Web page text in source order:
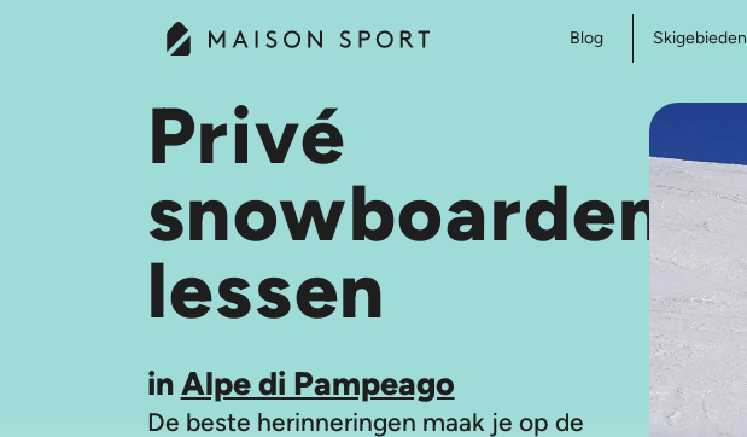
Blog Skigebieden
Privé
snowboarden
lessen
inAlpe di Pampeago
De beste herinneringen maak je op de